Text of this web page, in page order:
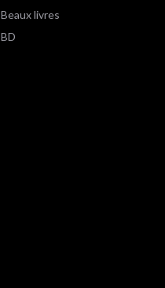
Beaux livres
BD